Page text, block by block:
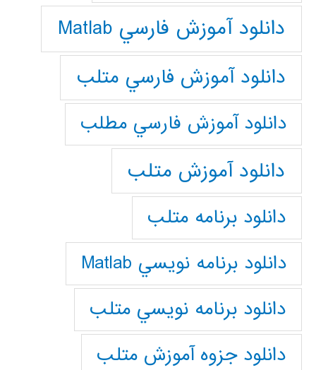
دانلود آموزش فارسي Matlab
دانلود آموزش فارسي متلب
دانلود آموزش فارسي مطلب
دانلود آموزش متلب
دانلود برنامه متلب
دانلود برنامه نويسي Matlab
دانلود برنامه نويسي متلب
دانلود جزوه آموزش متلب